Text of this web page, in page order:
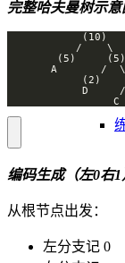
完整哈夫曼树示意
C
编码生成（左0右1
从根节点出发：
左分支记 0